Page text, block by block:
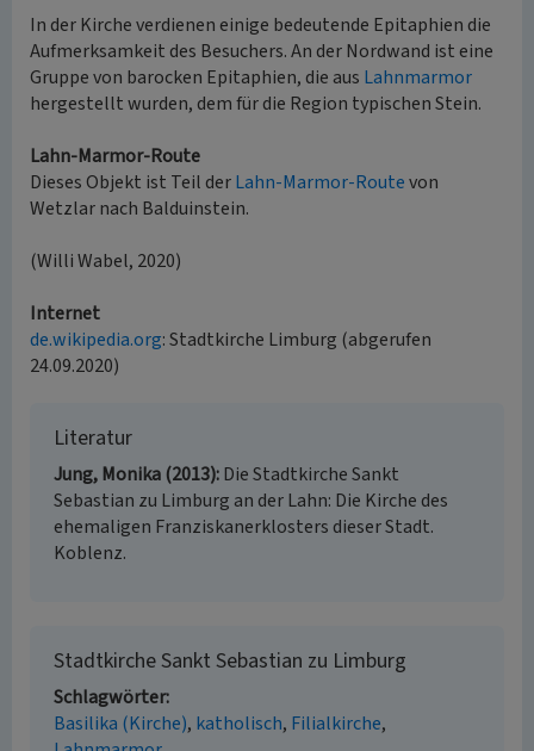
In der Kirche verdienen einige bedeutende Epitaphien die
Aufmerksamkeit des Besuchers. An der Nordwand ist eine
Gruppe von barocken Epitaphien, die aus Lahnmarmor
hergestellt wurden, dem für die Region typischen Stein.
Lahn-Marmor-Route
Dieses Objekt ist Teil derLahn-Marmor-Routevon
Wetzlar nach Balduinstein.
(Willi Wabel, 2020)
Internet
de.wikipedia.org: Stadtkirche Limburg (abgerufen
24.09.2020)
Literatur
Jung, Monika (2013) Die Stadtkirche Sankt
Sebastian zu Limburg an der Lahn: Die Kirche des
ehemaligen Franziskanerklosters dieser Stadt.
Koblenz.
Stadtkirche Sankt Sebastian zu Limburg
Schlagwörter
Basilika (Kirche) katholisch Filialkirche